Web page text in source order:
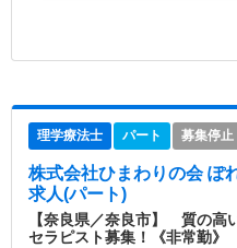
理学療法士 パート 募集停止
株式会社ひまわりの会 ぽ
求人(パート)
【奈良県／奈良市】 質の高
セラピスト募集！《非常勤》